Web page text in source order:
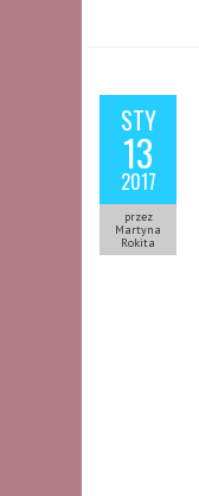
STY
13
2017
przez
Martyna
Rokita